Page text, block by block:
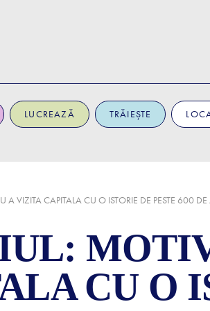
LUCREAZĂ TRĂIEȘTE
A VIZITA CAPITALA CU O ISTORIE DE PESTE 600
CU O